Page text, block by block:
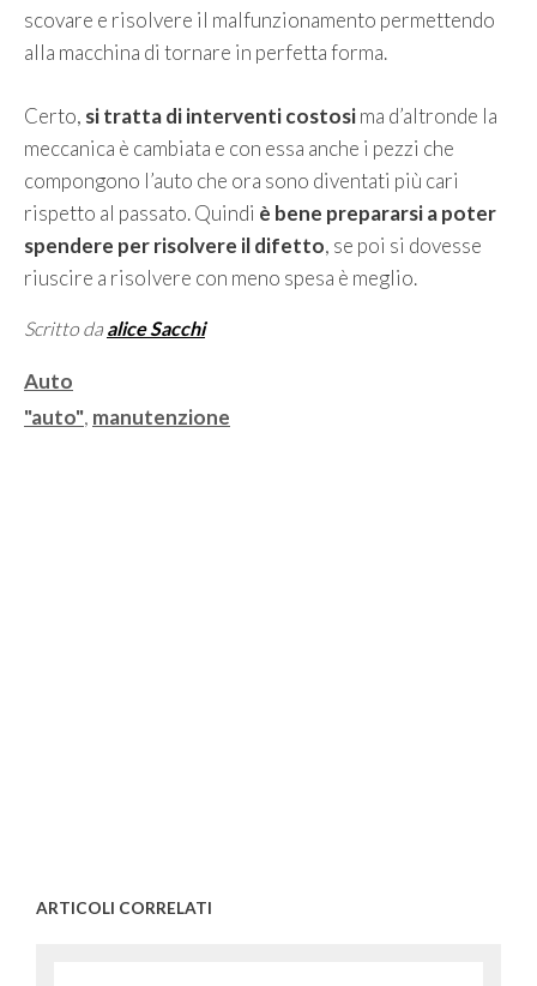
scovare e risolvere il malfunzionamento permettendo
alla macchina di tornare in perfetta forma.
Certo, si tratta di interventi costosima d’altronde la
meccanica è cambiata e con essa anche i pezzi che
compongono l’auto che ora sono diventati più cari
rispetto al passato. Quindi è bene prepararsi a poter
spendere per risolvere il difetto, se poi si dovesse
riuscire a risolvere con meno spesa è meglio.
Scritto da alice Sacchi
Categorie
Auto
Tag
"auto", manutenzione
ARTICOLI CORRELATI